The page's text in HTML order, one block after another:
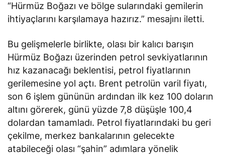
“Hürmüz Boğazı ve bölge sularındaki gemilerin
ihtiyaçlarını karşılamaya hazırız.” mesajını iletti.
Bu gelişmelerle birlikte, olası bir kalıcı barışın
Hürmüz Boğazı üzerinden petrol sevkiyatlarının
hız kazanacağı beklentisi, petrol fiyatlarının
gerilemesine yol açtı. Brent petrolün varil fiyatı,
son 6 işlem gününün ardından ilk kez 100 doların
altını görerek, günü yüzde 7,8 düşüşle 100,4
dolardan tamamladı. Petrol fiyatlarındaki bu geri
çekilme, merkez bankalarının gelecekte
atabileceği olası “şahin” adımlara yönelik